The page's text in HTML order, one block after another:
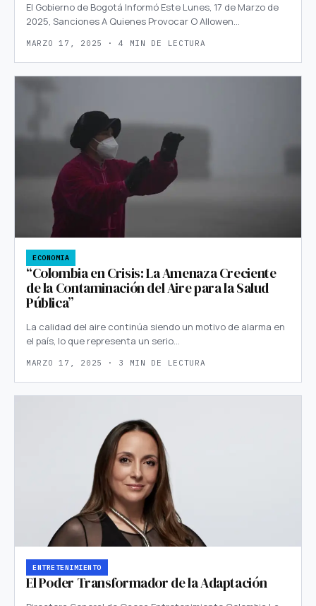
El Gobierno de Bogotá Informó Este Lunes, 17 de Marzo de
2025, Sanciones A Quienes Provocar O Allowen…
MARZO 17, 2025 · 4 MIN DE LECTURA
ECONOMIA
“Colombia en Crisis: La Amenaza Creciente
de la Contaminación del Aire para la Salud
Pública”
La calidad del aire continúa siendo un motivo de alarma en
el país, lo que representa un serio…
MARZO 17, 2025 · 3 MIN DE LECTURA
ENTRETENIMIENTO
El Poder Transformador de la Adaptación